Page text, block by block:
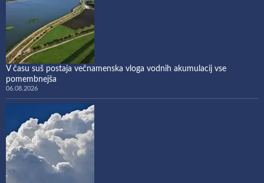
V času suš postaja večnamenska vloga vodnih akumulacij vse
pomembnejša
06.08.2026